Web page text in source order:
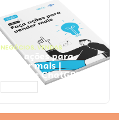
NEGÓCIOS, VENDAS
Faça ações para
vender mais |
Prompts ChatGPT